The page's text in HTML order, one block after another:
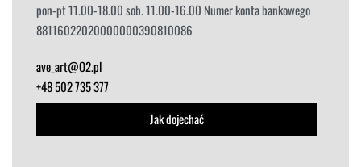
pon-pt 11.00-18.00 sob. 11.00-16.00 Numer konta bankowego
88116022020000000390810086
ave_art@O2.pl
+48 502 735 377
Jak dojechać